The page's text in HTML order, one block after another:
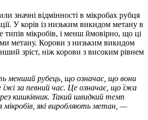
значні відмінності в мікробах рубця
У корів із низьким викидом метану в
типів мікробів, і менш ймовірно, що ці
метану. Корови з низьким викидом
зріст, ніж корови з високим рівнем
менший рубець, що означає, що вони
за певний час. Це означає, що їжа
кишківник. Такий швидкий темп
мікробів, які виробляють метан, —